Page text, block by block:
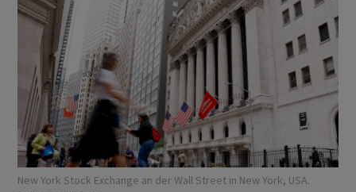
New York Stock Exchange an der Wall Street in New York, USA.